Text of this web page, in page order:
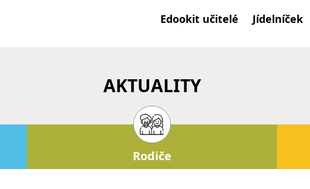
Edookit učitelé Jídelníček
AKTUALITY
Rodiče